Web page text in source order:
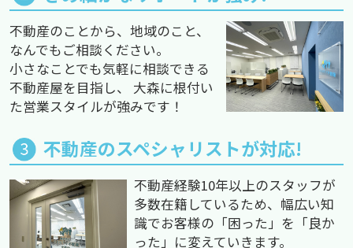
不動産のことから、地域のこと、
なんでもご相談ください。
小さなことでも気軽に相談できる
不動産屋を目指し、 大森に根付い
た営業スタイルが強みです！
不動産のスペシャリストが対応!
不動産経験10年以上のスタッフが
多数在籍しているため、幅広い知
識でお客様の「困った」を「良か
った」に変えていきます。